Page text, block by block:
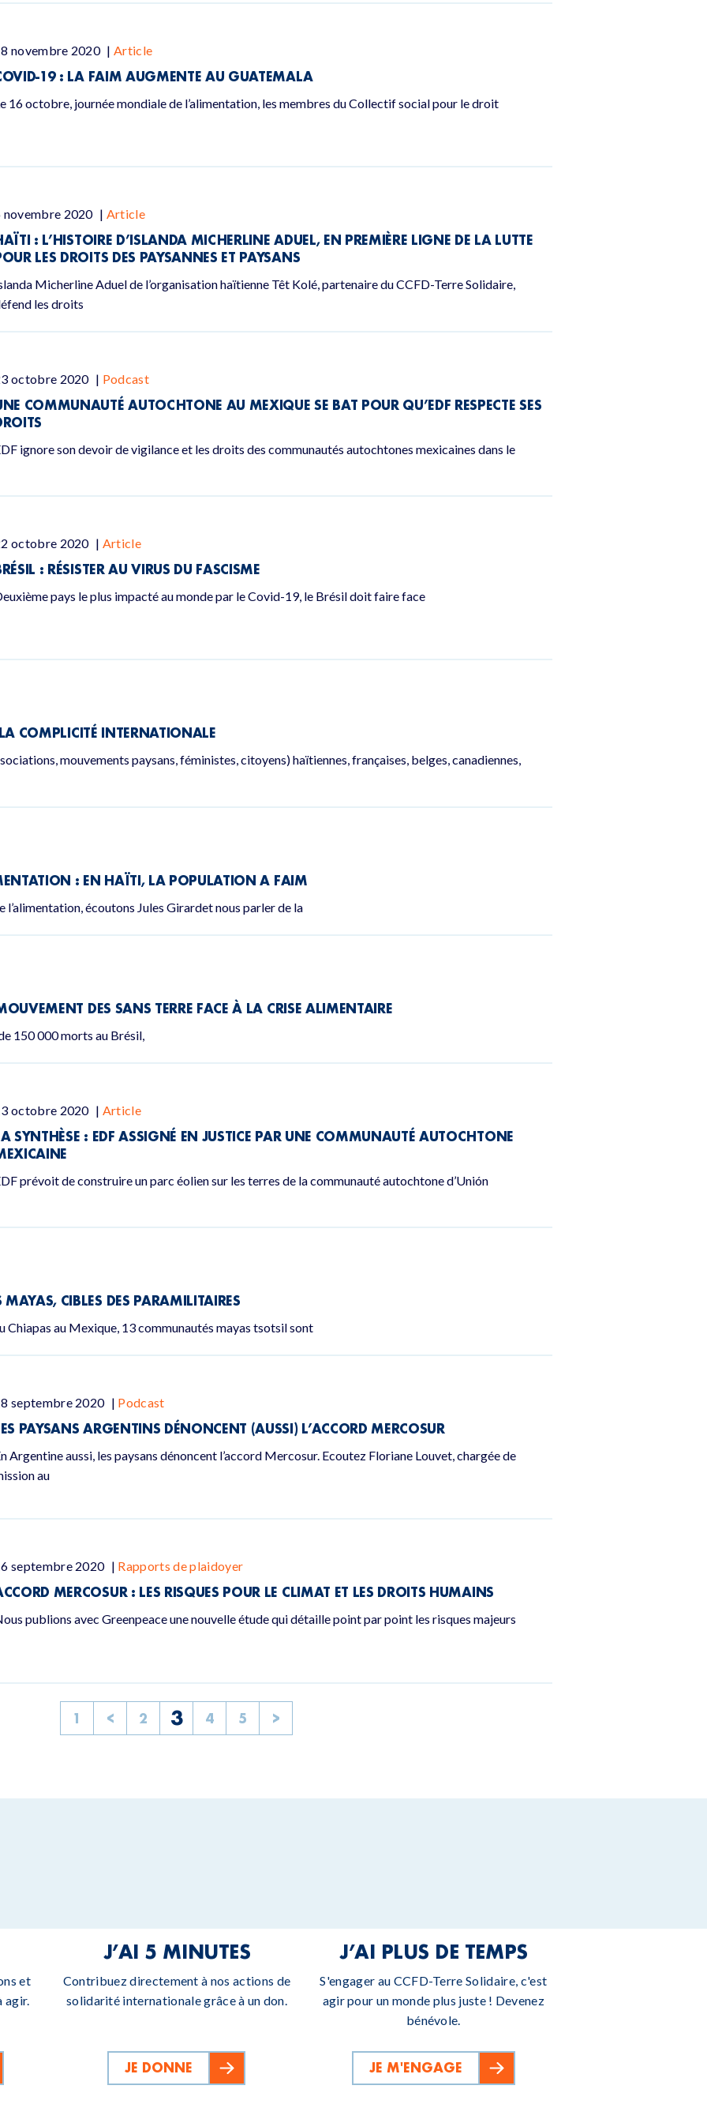
novembre 2020 | Article
19 : LA FAIM AUGMENTE AU GUATEMALA
16 octobre, journée mondiale de l’alimentation, les membres du Collectif social pour le droit
novembre 2020 | Article
: L’HISTOIRE D’ISLANDA MICHERLINE ADUEL, EN PREMIÈRE LIGNE DE LA LUTTE
LES DROITS DES PAYSANNES ET PAYSANS
Micherline Aduel de l’organisation haïtienne Têt Kolé, partenaire du CCFD-Terre Solidaire,
les droits
octobre 2020 | Podcast
COMMUNAUTÉ AUTOCHTONE AU MEXIQUE SE BAT POUR QU’EDF RESPECTE SES
ignore son devoir de vigilance et les droits des communautés autochtones mexicaines dans le
octobre 2020 | Article
: RÉSISTER AU VIRUS DU FASCISME
pays le plus impacté au monde par le Covid-19, le Brésil doit faire face
COMPLICITÉ INTERNATIONALE
mouvements paysans, féministes, citoyens) haïtiennes, françaises, belges, canadiennes,
: EN HAÏTI, LA POPULATION A FAIM
l’alimentation, écoutons Jules Girardet nous parler de la
DES SANS TERRE FACE À LA CRISE ALIMENTAIRE
150 000 morts au Brésil,
octobre 2020 | Article
SYNTHÈSE : EDF ASSIGNÉ EN JUSTICE PAR UNE COMMUNAUTÉ AUTOCHTONE
prévoit de construire un parc éolien sur les terres de la communauté autochtone d’Unión
CIBLES DES PARAMILITAIRES
Chiapas au Mexique, 13 communautés mayas tsotsil sont
septembre 2020 | Podcast
PAYSANS ARGENTINS DÉNONCENT (AUSSI) L’ACCORD MERCOSUR
Argentine aussi, les paysans dénoncent l’accord Mercosur. Ecoutez Floriane Louvet, chargée de
au
septembre 2020 | Rapports de plaidoyer
MERCOSUR : LES RISQUES POUR LE CLIMAT ET LES DROITS HUMAINS
publions avec Greenpeace une nouvelle étude qui détaille point par point les risques majeurs
1 < 2 3 4 5 >
et
agir.
J’AI 5 MINUTES
Contribuez directement à nos actions de
solidarité internationale grâce à un don.
JE DONNE
J’AI PLUS DE TEMPS
S'engager au CCFD-Terre Solidaire, c'est
agir pour un monde plus juste ! Devenez
bénévole.
JE M'ENGAGE